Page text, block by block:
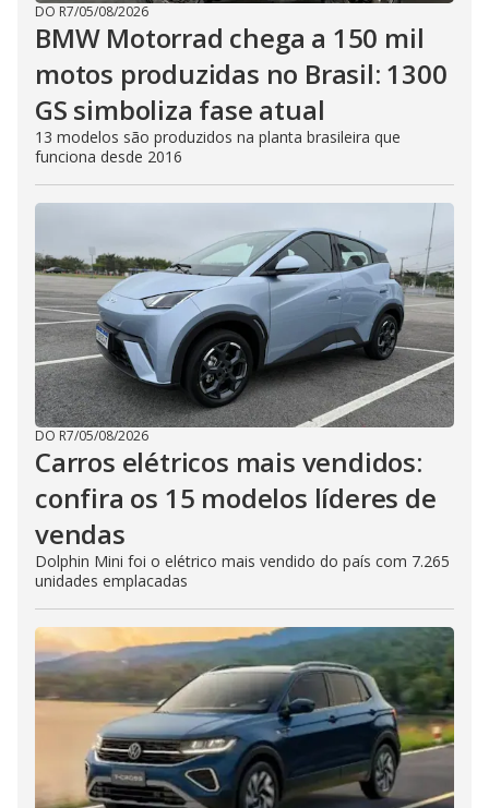
DO R7/05/08/2026
BMW Motorrad chega a 150 mil
motos produzidas no Brasil: 1300
GS simboliza fase atual
13 modelos são produzidos na planta brasileira que
funciona desde 2016
DO R7/05/08/2026
Carros elétricos mais vendidos:
confira os 15 modelos líderes de
vendas
Dolphin Mini foi o elétrico mais vendido do país com 7.265
unidades emplacadas